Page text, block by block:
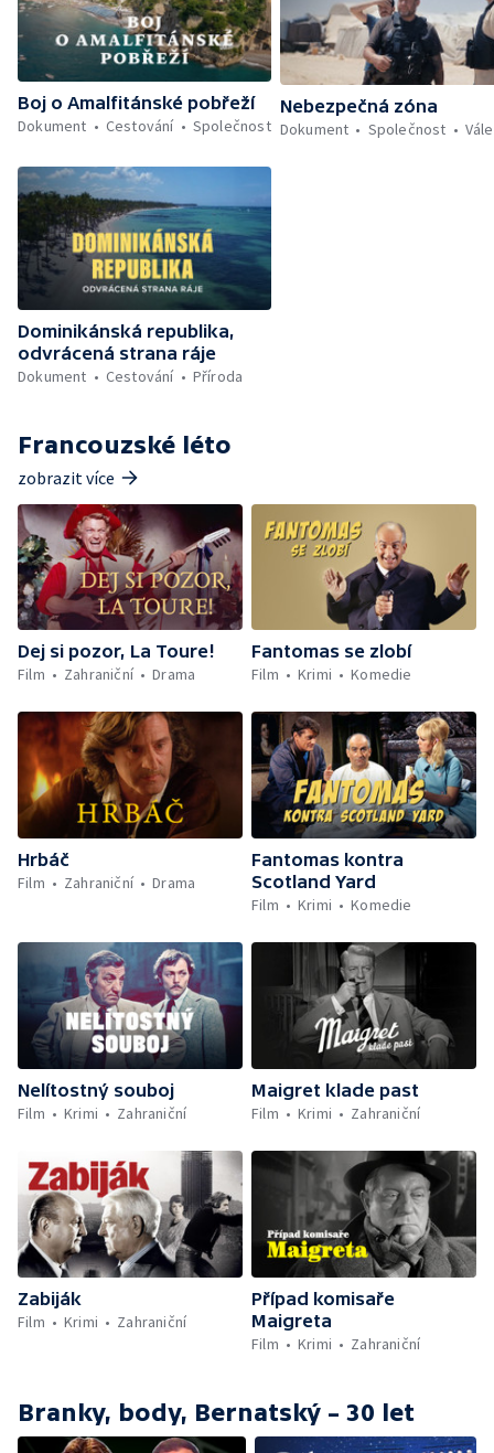
Boj o Amalfitánské pobřeží
Dokument
Cestování Společnost
Nebezpečná zóna
Dokument
Společnost
Dominikánská republika,
odvrácená strana ráje
Dokument
Cestování Příroda
Francouzské léto
zobrazit více
Dej si pozor, La Toure!
Film
Zahraniční Drama
Fantomas se zlobí
Film
Krimi Komedie
Hrbáč
Film
Zahraniční Drama
Fantomas kontra
Scotland Yard
Film
Krimi Komedie
Nelítostný souboj
Film
Krimi Zahraniční
Maigret klade past
Film
Krimi Zahraniční
Zabiják
Film
Krimi Zahraniční
Případ komisaře
Maigreta
Film
Krimi Zahraniční
Branky, body, Bernatský – 30 let